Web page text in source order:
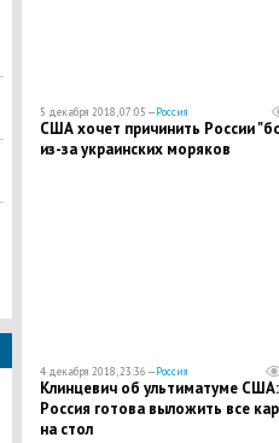
5 декабря 2018, 07:05 —Россия
США хочет причинить России
из-за украинских моряков
4 декабря 2018, 23:36 —Россия
Клинцевич об ультиматуме США:
Россия готова выложить все
на стол